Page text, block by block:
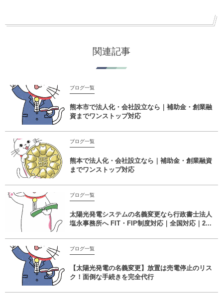
関連記事
ブログ一覧
熊本市で法人化・会社設立なら｜補助金・創業融
資までワンストップ対応
ブログ一覧
熊本で法人化・会社設立なら｜補助金・創業融資
までワンストップ対応
ブログ一覧
太陽光発電システムの名義変更なら行政書士法人
塩永事務所へ FIT・FIP制度対応｜全国対応｜2...
ブログ一覧
【太陽光発電の名義変更】放置は売電停止のリス
ク！面倒な手続きを完全代行